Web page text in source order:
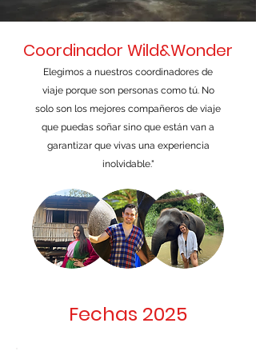
Coordinador Wild&Wonder
Elegimos a nuestros coordinadores de
viaje porque son personas como tú. No
solo son los mejores compañeros de viaje
que puedas soñar sino que están van a
garantizar que vivas una experiencia
inolvidable."
Fechas 2025